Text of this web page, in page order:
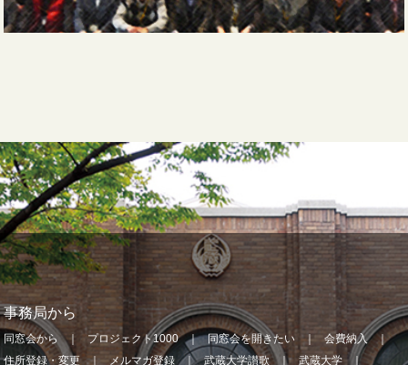
事務局から
同窓会から プロジェクト1000 同窓会を開きたい
会費納入
住所登録・変更
メルマガ登録 武蔵大学讃歌
武蔵大学